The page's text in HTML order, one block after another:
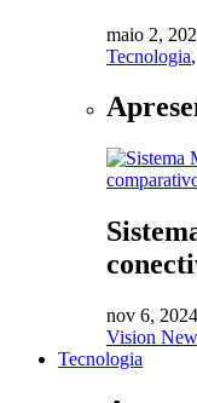
maio 2,
Tecnologia,
nov 6, 2024
Vision
Tecnologia